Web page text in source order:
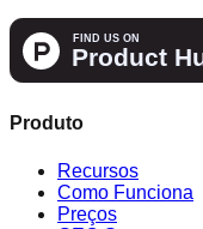
Produto
Recursos
Como Funciona
Preços